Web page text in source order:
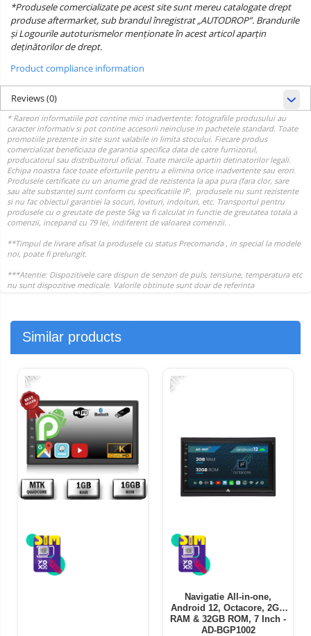
*Produsele comercializate pe acest site sunt mereu catalogate drept
produse aftermarket, sub brandul înregistrat „AUTODROP”. Brandurile
și Logourile autoturismelor menționate în acest articol aparțin
deținătorilor de drept.
Product compliance information
Reviews(0)
Similar products
-7% -21%
Navigatie All-in-one,
Android 12, Octacore, 2GB
RAM & 32GB ROM, 7 Inch -
AD-BGP1002